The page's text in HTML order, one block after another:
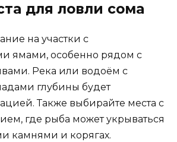
для ловли сома
на участки с
ямами, особенно рядом с
Река или водоём с
глубины будет
Также выбирайте места с
где рыба может укрываться
камнями и корягах.